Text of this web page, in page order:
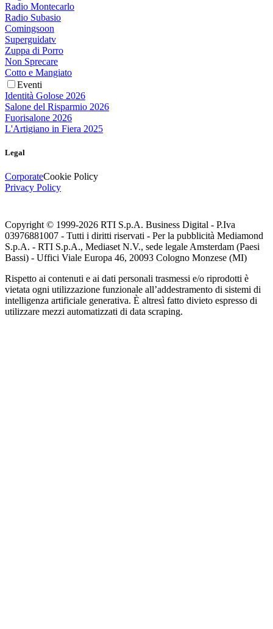
Radio Montecarlo
Radio Subasio
Comingsoon
Superguidatv
Zuppa di Porro
Non Sprecare
Cotto e Mangiato
Eventi
Identità Golose 2026
Salone del Risparmio 2026
Fuorisalone 2026
L'Artigiano in Fiera 2025
Legal
CorporateCookie Policy
Privacy Policy
Copyright © 1999-2026 RTI S.p.A. Business Digital - P.Iva
03976881007 - Tutti i diritti riservati - Per la pubblicità Mediamond
S.p.A. - RTI S.p.A., Mediaset N.V., sede legale Amsterdam (Paesi
Bassi) - Uffici Viale Europa 46, 20093 Cologno Monzese (MI)
Rispetto ai contenuti e ai dati personali trasmessi e/o riprodotti è
vietata ogni utilizzazione funzionale all’addestramento di sistemi di
intelligenza artificiale generativa. È altresì fatto divieto espresso di
utilizzare mezzi automatizzati di data scraping.